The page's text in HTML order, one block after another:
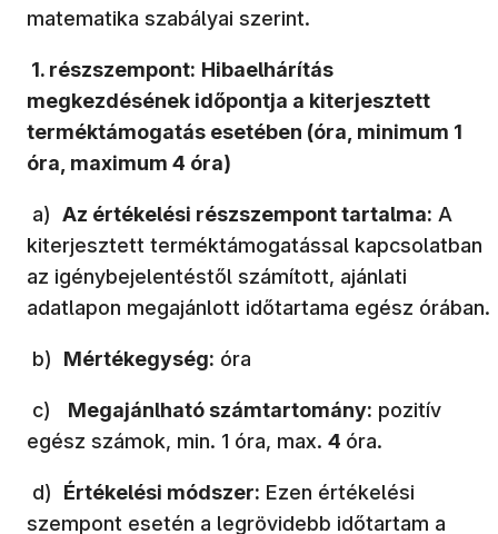
matematika szabályai szerint.
1. részszempont: Hibaelhárítás
megkezdésének időpontja a kiterjesztett
terméktámogatás esetében (óra, minimum 1
óra, maximum 4 óra)
a) Az értékelési részszempont tartalma: A
kiterjesztett terméktámogatással kapcsolatban
az igénybejelentéstől számított, ajánlati
adatlapon megajánlott időtartama egész órában.
b) Mértékegység: óra
c) Megajánlható számtartomány: pozitív
egész számok, min. 1 óra, max. 4 óra.
d) Értékelési módszer: Ezen értékelési
szempont esetén a legrövidebb időtartam a